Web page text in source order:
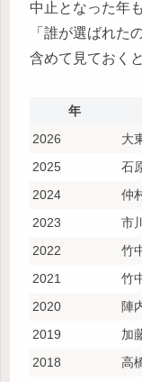
中止となった年
「誰が選ばれた
含めて見ておく
年
2026
大
2025
石
2024
仲
2023
市
2022
竹
2021
竹
2020
陣
2019
加
2018
高